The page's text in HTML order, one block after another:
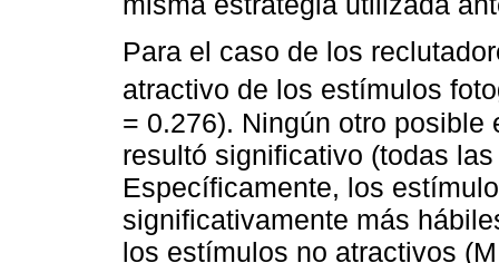
Para el caso de los
atractivo de los estímulos
= 0.276). Ningún otro
resultó significativo (todas
Específicamente, los
significativamente más
los estímulos no atractivos